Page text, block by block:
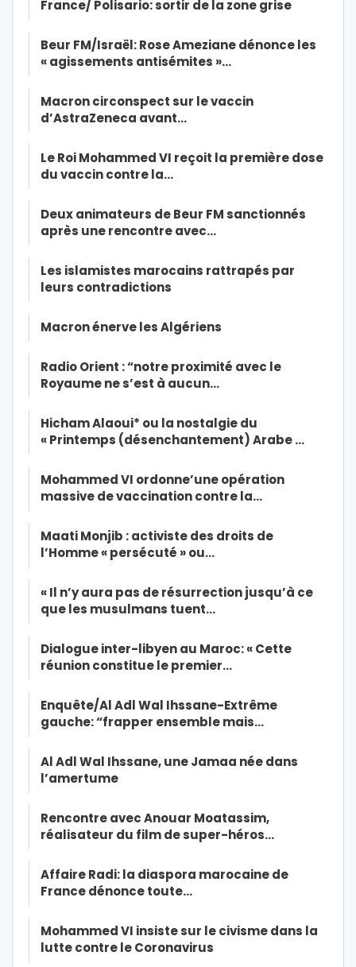
France/ Polisario: sortir de la zone grise
Beur FM/Israël: Rose Ameziane dénonce les
« agissements antisémites »…
Macron circonspect sur le vaccin
d’AstraZeneca avant…
Le Roi Mohammed VI reçoit la première dose
du vaccin contre la…
Deux animateurs de Beur FM sanctionnés
après une rencontre avec…
Les islamistes marocains rattrapés par
leurs contradictions
Macron énerve les Algériens
Radio Orient : “notre proximité avec le
Royaume ne s’est à aucun…
Hicham Alaoui* ou la nostalgie du
« Printemps (désenchantement) Arabe …
Mohammed VI ordonne’une opération
massive de vaccination contre la…
Maati Monjib : activiste des droits de
l’Homme « persécuté » ou…
« Il n’y aura pas de résurrection jusqu’à ce
que les musulmans tuent…
Dialogue inter-libyen au Maroc: « Cette
réunion constitue le premier…
Enquête/Al Adl Wal Ihssane-Extrême
gauche: “frapper ensemble mais…
Al Adl Wal Ihssane, une Jamaa née dans
l’amertume
Rencontre avec Anouar Moatassim,
réalisateur du film de super-héros…
Affaire Radi: la diaspora marocaine de
France dénonce toute…
Mohammed VI insiste sur le civisme dans la
lutte contre le Coronavirus